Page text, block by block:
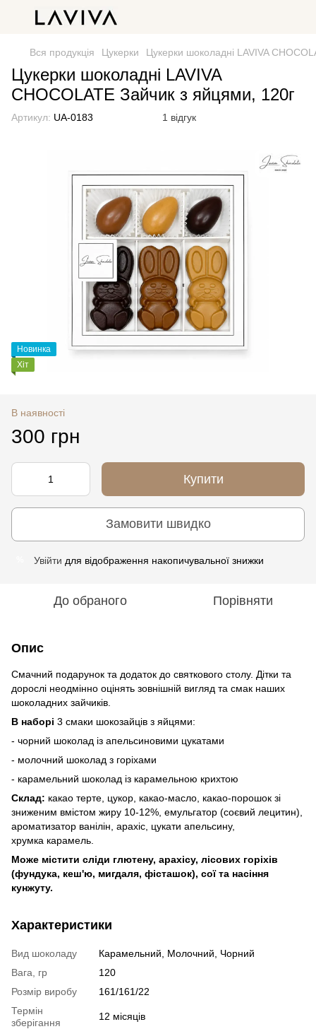
Вся продукція Цукерки Цукерки шоколадні LAVIVA
Цукерки шоколадні LAVIVA
CHOCOLATE Зайчик з яйцями, 120г
Артикул: UA-0183 1 відгук
Новинка
Хіт
В наявності
300 грн
Купити
Замовити швидко
Увійти для відображення накопичувальної знижки
До обраного Порівняти
Опис
Смачний подарунок та додаток до святкового столу. Дітки та
дорослі неодмінно оцінять зовнішній вигляд та смак наших
шоколадних зайчиків.
В наборі 3 смаки шокозайців з яйцями:
- чорний шоколад із апельсиновими цукатами
- молочний шоколад з горіхами
- карамельний шоколад із карамельною крихтою
Склад: какао терте, цукор, какао-масло, какао-порошок зі
зниженим вмістом жиру 10-12%, емульгатор (соєвий лецитин),
ароматизатор ванілін, арахіс, цукати апельсину,
хрумка карамель.
Може містити сліди глютену, арахісу, лісових горіхів
(фундука, кеш'ю, мигдаля, фісташок), сої та насіння
кунжуту.
Характеристики
Вид шоколаду
Карамельний, Молочний, Чорний
Вага, гр
120
Розмір виробу
161/161/22
Термін
зберігання
12 місяців